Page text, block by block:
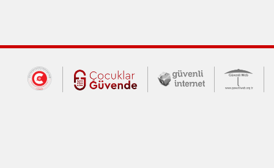
Dış Bağlantılar
Cumhurbaşkanlığı İletişim Merkezi
Çocuklar Güvende (yeni
Güvenli